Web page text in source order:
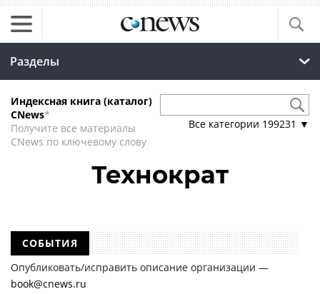
Разделы
Индексная книга (каталог)
CNews*
Получите все материалы
CNews по ключевому слову
Все категории 199231 ▼
Технократ
СОБЫТИЯ
Опубликовать/исправить описание организации —
book@cnews.ru